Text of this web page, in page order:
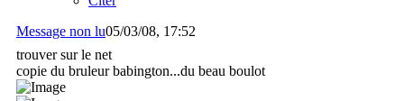
Message non lu05/03/08, 17:52
trouver sur le net
copie du bruleur babington...du beau boulot